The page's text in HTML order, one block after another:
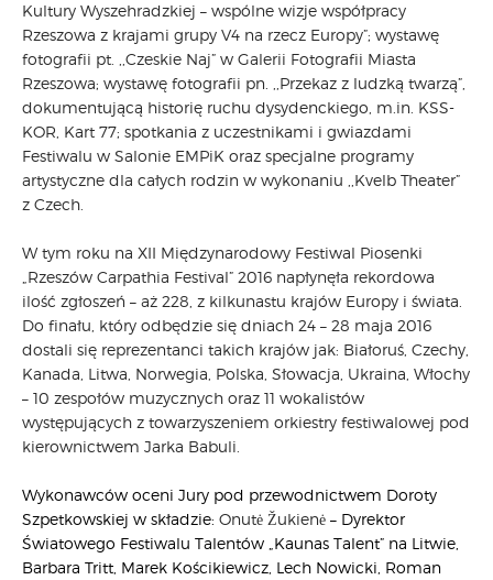
Kultury Wyszehradzkiej – wspólne wizje współpracy
Rzeszowa z krajami grupy V4 na rzecz Europy”; wystawę
fotografii pt. ,,Czeskie Naj” w Galerii Fotografii Miasta
Rzeszowa; wystawę fotografii pn. ,,Przekaz z ludzką twarzą”,
dokumentującą historię ruchu dysydenckiego, m.in. KSS-
KOR, Kart 77; spotkania z uczestnikami i gwiazdami
Festiwalu w Salonie EMPiK oraz specjalne programy
artystyczne dla całych rodzin w wykonaniu ,,Kvelb Theater”
z Czech.
W tym roku na XII Międzynarodowy Festiwal Piosenki
„Rzeszów Carpathia Festival” 2016 napłynęła rekordowa
ilość zgłoszeń – aż 228, z kilkunastu krajów Europy i świata.
Do finału, który odbędzie się dniach 24 – 28 maja 2016
dostali się reprezentanci takich krajów jak: Białoruś, Czechy,
Kanada, Litwa, Norwegia, Polska, Słowacja, Ukraina, Włochy
– 10 zespołów muzycznych oraz 11 wokalistów
występujących z towarzyszeniem orkiestry festiwalowej pod
kierownictwem Jarka Babuli.
Wykonawców oceni Jury pod przewodnictwem Doroty
Szpetkowskiej w składzie: Onutė Žukienė – Dyrektor
Światowego Festiwalu Talentów „Kaunas Talent” na Litwie,
Barbara Tritt, Marek Kościkiewicz, Lech Nowicki, Roman